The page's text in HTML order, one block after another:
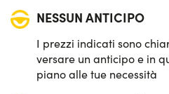
NESSUN ANTICIPO
I prezzi indicati sono
versare un anticipo e in
piano alle tue necessità